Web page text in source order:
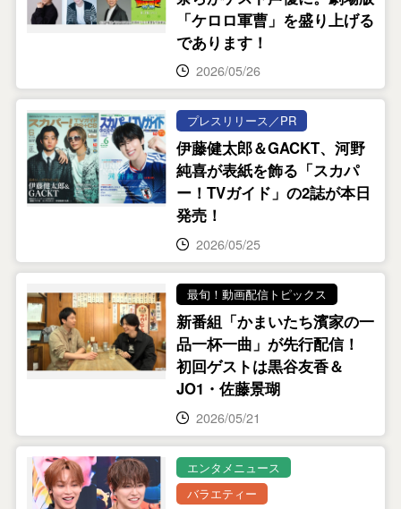
「ケロロ軍曹」を盛り上げる
であります！
2026/05/26
プレスリリース／PR
伊藤健太郎＆GACKT、河野
純喜が表紙を飾る「スカパ
ー！TVガイド」の2誌が本日
発売！
2026/05/25
最旬！動画配信トピックス
新番組「かまいたち濱家の一
品一杯一曲」が先行配信！
初回ゲストは黒谷友香＆
JO1・佐藤景瑚
2026/05/21
エンタメニュース
バラエティー